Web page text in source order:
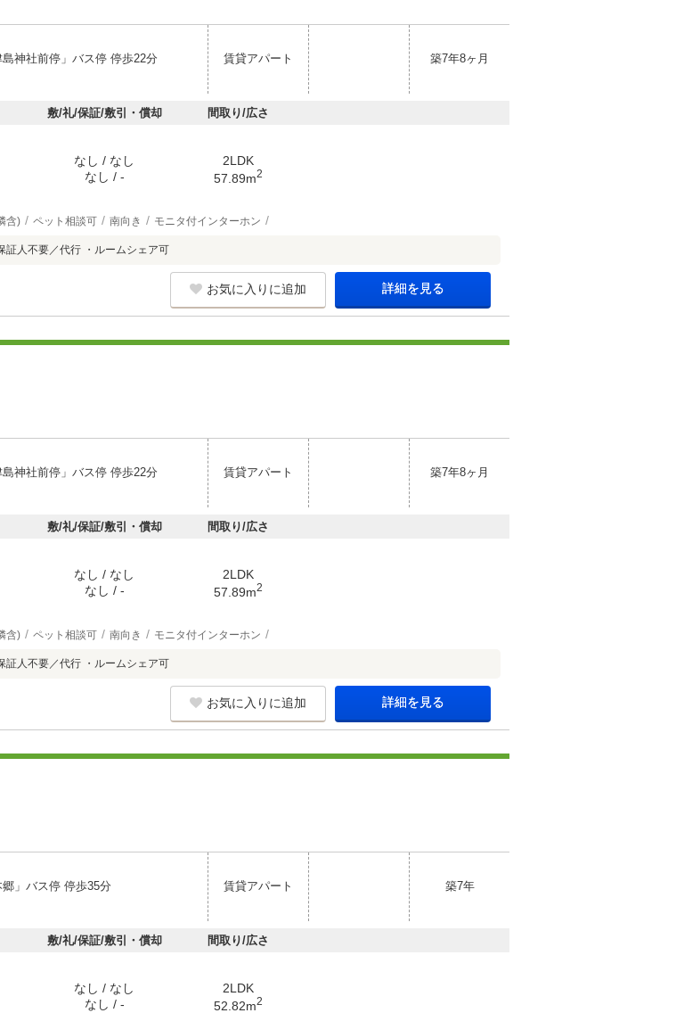
神社前停」バス停 停歩22分 賃貸アパート 築7年8ヶ月
敷/礼/保証/敷引・償却 間取り/広さ
なし / なし
なし / -
2LDK
57.89m2
含) ペット相談可 南向き モニタ付インターホン
証人不要／代行 ・ルームシェア可
お気に入りに追加 詳細を見る
神社前停」バス停 停歩22分 賃貸アパート 築7年8ヶ月
敷/礼/保証/敷引・償却 間取り/広さ
なし / なし
なし / -
2LDK
57.89m2
含) ペット相談可 南向き モニタ付インターホン
証人不要／代行 ・ルームシェア可
お気に入りに追加 詳細を見る
」バス停 停歩35分 賃貸アパート 築7年
敷/礼/保証/敷引・償却 間取り/広さ
なし / なし
なし / -
2LDK
52.82m2